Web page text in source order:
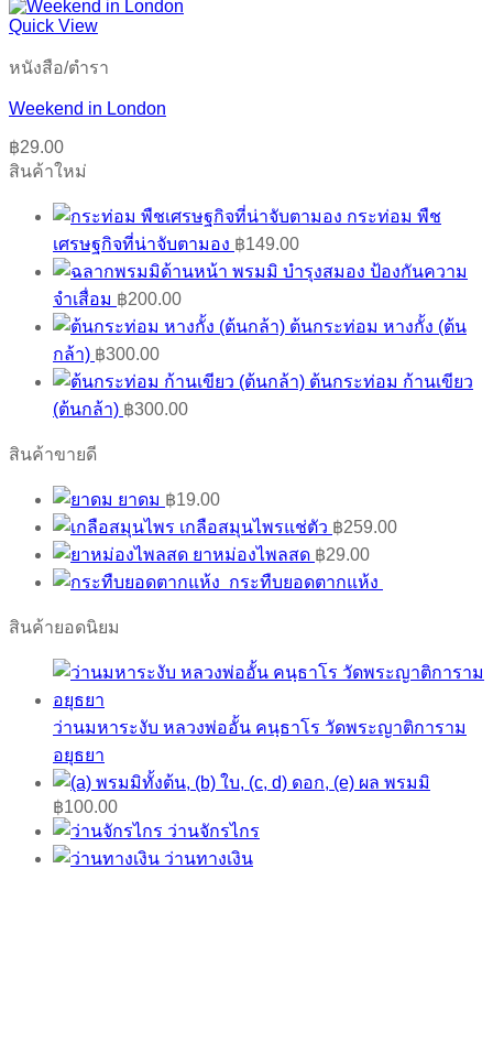
Quick View
หนังสือ/ตำรา
Weekend in London
฿29.00
สินค้าใหม่
กระท่อม พืช
เศรษฐกิจที่น่าจับตามอง ฿149.00
พรมมิ บำรุงสมอง ป้องกันความ
จำเสื่อม ฿200.00
ต้นกระท่อม หางกั้ง (ต้น
กล้า) ฿300.00
ต้นกระท่อม ก้านเขียว
(ต้นกล้า) ฿300.00
สินค้าขายดี
ยาดม ฿19.00
เกลือสมุนไพรแช่ตัว ฿259.00
ยาหม่องไพลสด ฿29.00
กระทืบยอดตากแห้ง
สินค้ายอดนิยม
ว่านมหาระงับ หลวงพ่ออั้น คนฺธาโร วัดพระญาติการาม
อยุธยา
พรมมิ
฿100.00
ว่านจักรไกร
ว่านทางเงิน